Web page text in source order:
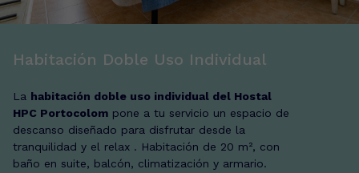
Habitación Doble Uso Individual
La habitación doble uso individual del Hostal
HPC Portocolom pone a tu servicio un espacio de
descanso diseñado para disfrutar desde la
tranquilidad y el relax . Habitación de 20 m², con
baño en suite, balcón, climatización y armario.